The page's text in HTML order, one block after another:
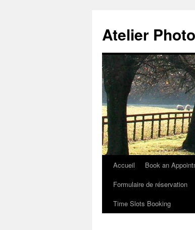
Atelier
Aller
contenu
Accueil Book an
Formulaire de réservation
Time Slots Booking